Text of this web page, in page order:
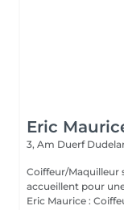
Eric
3, Am Duerf
Coiffeur/Maquilleur studio Eric Maurice et
accueillent pour
Eric Maurice :